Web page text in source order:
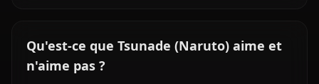
Qu'est-ce que Tsunade (Naruto) aime et
n'aime pas ?